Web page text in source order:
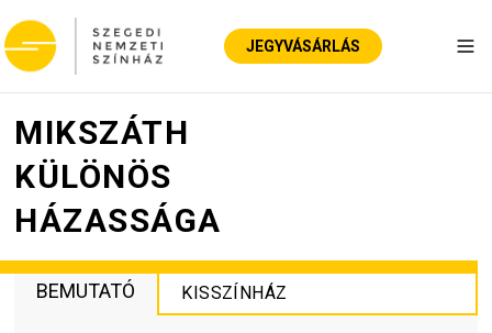
JEGYVÁSÁRLÁS
MIKSZÁTH
KÜLÖNÖS
HÁZASSÁGA
BEMUTATÓ KISSZÍNHÁZ